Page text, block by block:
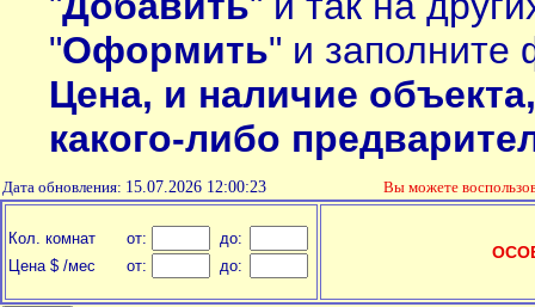
"Оформить" и заполните
Цена, и наличие
какого-либо
Дата обновления: 15.07.2026 12:00:23 Вы можете
Кол. комнат от:
до:
Цена $ /мес
от: до: